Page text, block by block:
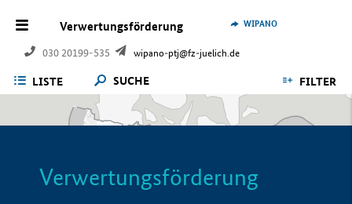
Verwertungsförderung
030 20199-535 wipano-ptj@fz-juelich.de
WIPANO
LISTE SUCHE FILTER
Verwertungsförderung